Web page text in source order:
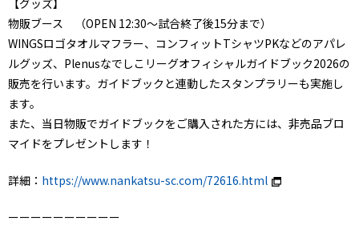
【グッズ】
物販ブース （OPEN 12:30～試合終了後15分まで）
WINGSロゴタオルマフラー、コンフィットTシャツPKなどのアパレ
ルグッズ、Plenusなでしこリーグオフィシャルガイドブック2026の
販売を行います。ガイドブックと連動したスタンプラリーも実施し
ます。
また、当日物販でガイドブックをご購入された方には、非売品ブロ
マイドをプレゼントします！
詳細： https://www.nankatsu-sc.com/72616.html
ーーーーーーーーーー